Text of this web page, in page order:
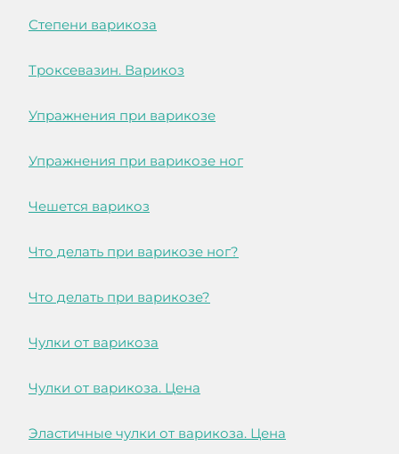
Степени варикоза
Троксевазин. Варикоз
Упражнения при варикозе
Упражнения при варикозе ног
Чешется варикоз
Что делать при варикозе ног?
Что делать при варикозе?
Чулки от варикоза
Чулки от варикоза. Цена
Эластичные чулки от варикоза. Цена